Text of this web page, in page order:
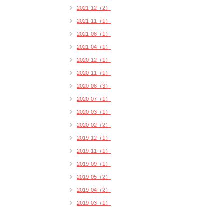
2021-12（2）
2021-11（1）
2021-08（1）
2021-04（1）
2020-12（1）
2020-11（1）
2020-08（3）
2020-07（1）
2020-03（1）
2020-02（2）
2019-12（1）
2019-11（1）
2019-09（1）
2019-05（2）
2019-04（2）
2019-03（1）